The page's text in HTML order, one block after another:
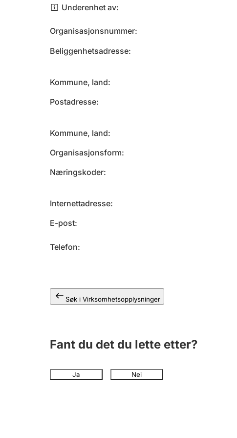
Underenhet av
Organisasjonsnummer
Beliggenhetsadresse
Kommune, land
Postadresse
Kommune, land
Organisasjonsform
Næringskoder
Internettadresse
E-post
Telefon
Søk i Virksomhetsopplysninger
Fant du det du lette etter?
Ja Nei